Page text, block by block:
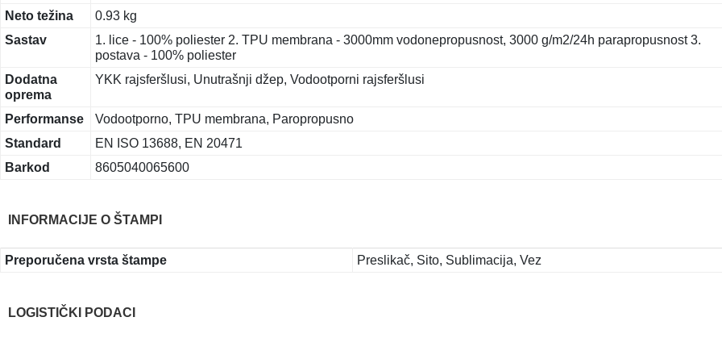
Neto težina
0.93 kg
Sastav
1. lice - 100% poliester 2. TPU membrana - 3000mm vodonepropusnost, 3000 g/m2/24h parapropusnost 3.
postava - 100% poliester
Dodatna
oprema
YKK rajsferšlusi, Unutrašnji džep, Vodootporni rajsferšlusi
Performanse
Vodootporno, TPU membrana, Paropropusno
Standard
EN ISO 13688, EN 20471
Barkod
8605040065600
INFORMACIJE O ŠTAMPI
Preporučena vrsta štampe Preslikač, Sito, Sublimacija, Vez
LOGISTIČKI PODACI